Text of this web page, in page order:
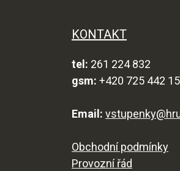
KONTAKT
tel: 261 224 832
gsm: +420 725 442
Email:
Obchodní podmínky
Provozní řád